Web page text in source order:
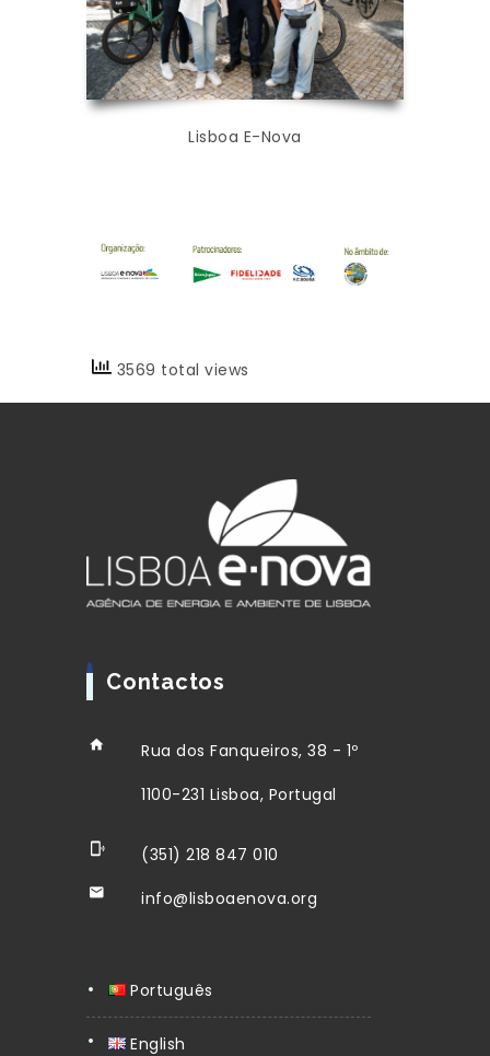
Lisboa E-Nova
3569 total views
Contactos
Rua dos Fanqueiros, 38 - 1º
1100-231 Lisboa, Portugal
(351) 218 847 010
info@lisboaenova.org
Português
English